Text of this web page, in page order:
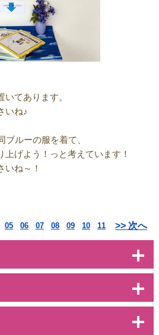
てあります。
いね♪
ブルーの服を着て、
げよう！っと考えています！
いね～！
05 06 07 08 09 10 11 >> 次へ